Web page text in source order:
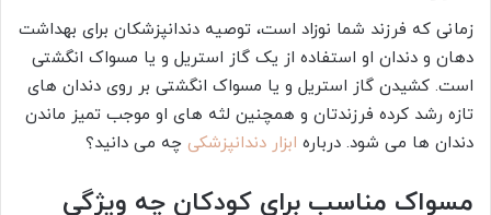
زمانی که فرزند شما نوزاد است، توصیه دندانپزشکان برای بهداشت
دهان و دندان او استفاده از یک گاز استریل و یا مسواک انگشتی
است. کشیدن گاز استریل و یا مسواک انگشتی بر روی دندان‌ های
تازه رشد کرده فرزندتان و همچنین لثه‌ های او موجب تمیز ماندن
دندان‌ ها می‌ شود. درباره ابزار دندانپزشکی چه می دانید؟
مسواک مناسب برای کودکان چه ویژگی‌